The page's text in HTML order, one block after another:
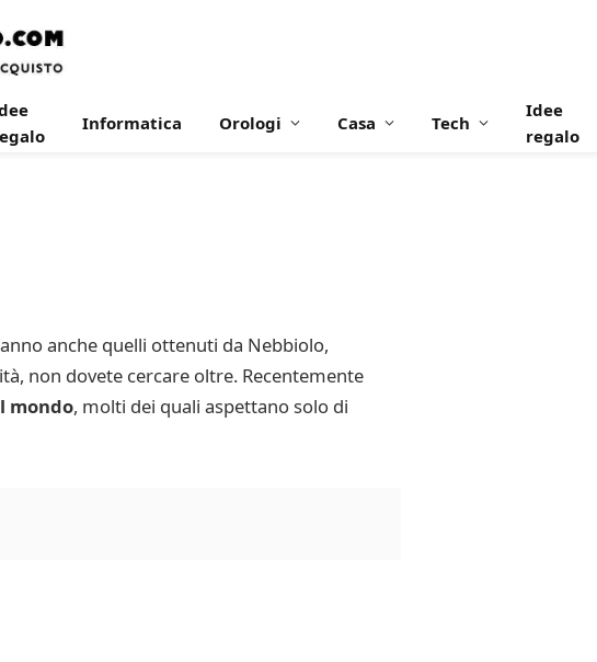
Informatica Orologi Casa Tech
Idee
regalo
anche quelli ottenuti da Nebbiolo,
non dovete cercare oltre. Recentemente
mondo, molti dei quali aspettano solo di